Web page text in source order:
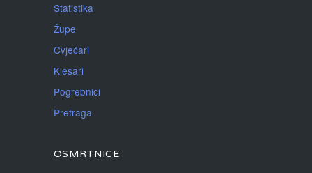
Statistika
Župe
Cvjećari
Klesari
Pogrebnici
Pretraga
OSMRTNICE